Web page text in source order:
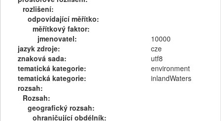
rozlišení:
odpovídající měřítko:
měřítkový faktor:
jmenovatel:
10000
jazyk zdroje:
cze
znaková sada:
utf8
tematická kategorie:
environment
tematická kategorie:
inlandWaters
rozsah:
Rozsah:
geografický rozsah:
ohraničující obdélník: